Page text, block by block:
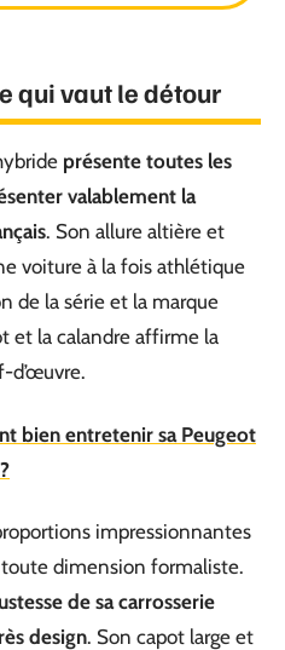
qui vaut le détour
présente toutes les
valablement la
. Son allure altière et
voiture à la fois athlétique
de la série et la marque
et la calandre affirme la
d’œuvre.
bien entretenir sa Peugeot
impressionnantes
dimension formaliste.
de sa carrosserie
design. Son capot large et